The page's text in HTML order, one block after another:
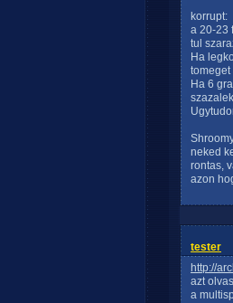
korrupt:
a 20-23
tul
Ha
tomeget
Ha 6
neked
rontas,
azon
tester
http://
azt
a